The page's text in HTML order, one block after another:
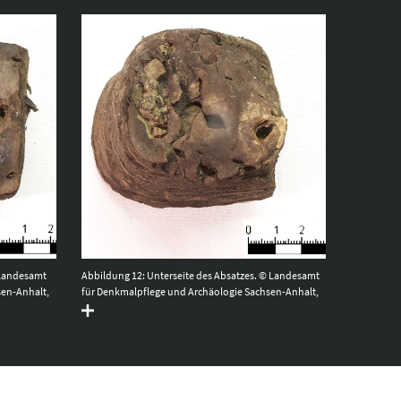
Anhalt,
Abbildung 12: Unterseite des Absatzes. © Landesamt
für Denkmalpflege und Archäologie Sachsen-Anhalt,
Heiko Breuer.